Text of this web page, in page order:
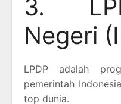
3.
Negeri
LPDP adalah
pemerintah
top dunia.